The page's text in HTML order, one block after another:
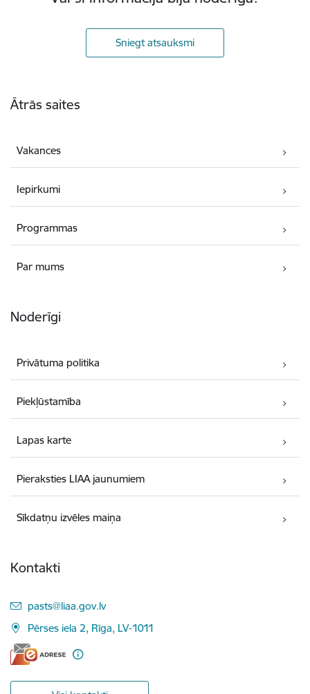
Sniegt atsauksmi
Ātrās saites
Vakances
Iepirkumi
Programmas
Par mums
Noderīgi
Privātuma politika
Piekļūstamība
Lapas karte
Pieraksties LIAA jaunumiem
Sīkdatņu izvēles maiņa
Kontakti
E-pasts:
pasts@liaa.gov.lv
Pērses iela 2, Rīga, LV-1011